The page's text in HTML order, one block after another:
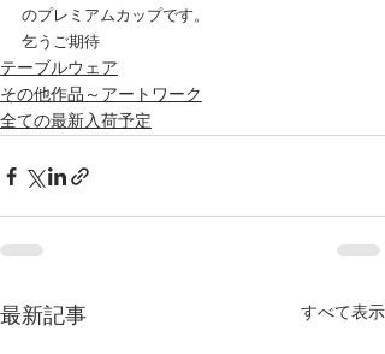
のプレミアムカップです。
乞うご期待
テーブルウェア
その他作品～アートワーク
全ての最新入荷予定
最新記事 すべて表示